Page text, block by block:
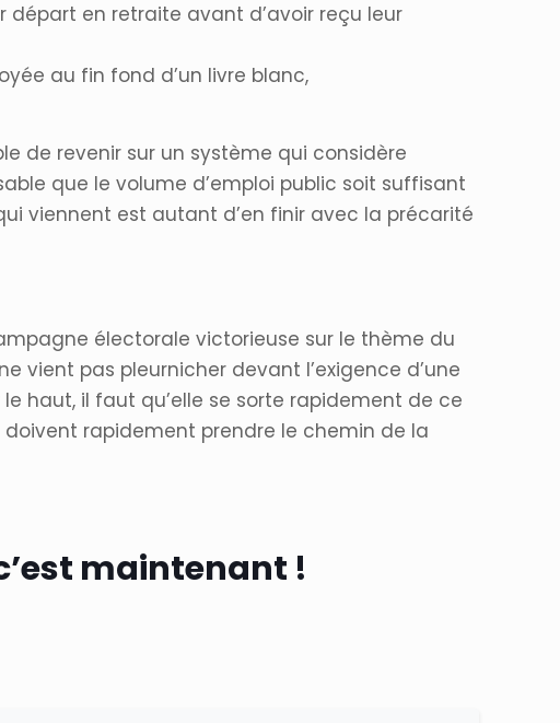
départ en retraite avant d’avoir reçu leur
au fin fond d’un livre blanc,
de revenir sur un système qui considère
que le volume d’emploi public soit suffisant
viennent est autant d’en finir avec la précarité
électorale victorieuse sur le thème du
vient pas pleurnicher devant l’exigence d’une
haut, il faut qu’elle se sorte rapidement de ce
rapidement prendre le chemin de la
maintenant !